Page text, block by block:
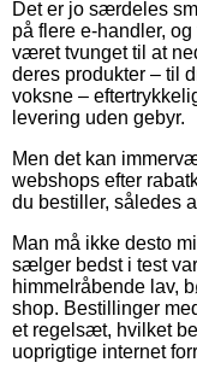
Det er jo særdeles
på flere e-handler,
været tvunget til at
deres produkter – til
voksne –
levering uden gebyr.
Men det kan
webshops efter
du bestiller, således
Man må ikke desto
sælger bedst i test
himmelråbende lav,
shop. Bestillinger
et regelsæt, hvilket
uoprigtige internet